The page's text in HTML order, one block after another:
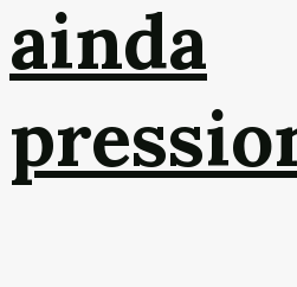
ainda